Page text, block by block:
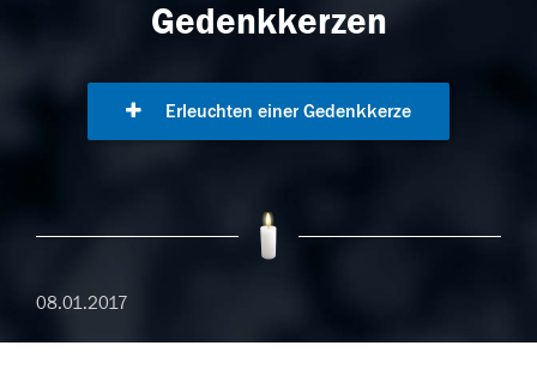
Gedenkkerzen
Erleuchten einer Gedenkkerze
08.01.2017